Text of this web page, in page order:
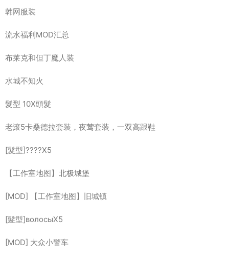
韩网服装
流水福利MOD汇总
布莱克和但丁魔人装
水城不知火
髮型 10X頭髮
老滚5卡桑德拉套装，夜莺套装，一双高跟鞋
[髮型]????X5
【工作室地图】北极城堡
[MOD] 【工作室地图】旧城镇
[髮型]волосыX5
[MOD] 大众小警车